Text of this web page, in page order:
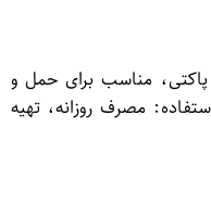
مناسب برای حمل و
مصرف روزانه، تهیه